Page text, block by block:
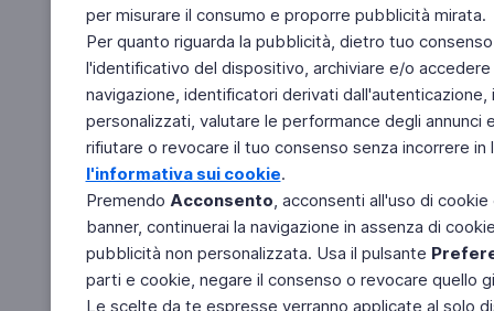
per misurare il consumo e proporre pubblicità mirata.
Per quanto riguarda la pubblicità, dietro tuo
l'identificativo del dispositivo, archiviare e/o
navigazione, identificatori derivati
personalizzati, valutare le performance degli
rifiutare o revocare il tuo consenso senza incorrere
l'informativa sui cookie.
Premendo Acconsento, acconsenti all'uso di
banner, continuerai la navigazione in assenza di
pubblicità non personalizzata. Usa il pulsante
parti e cookie, negare il consenso o revocare quello
Le scelte da te espresse verranno applicate al solo